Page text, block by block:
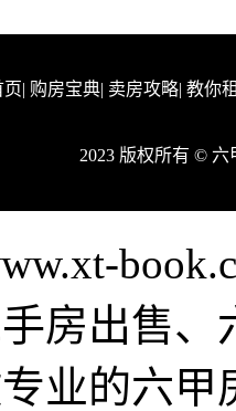
页| 购房宝典| 卖房攻略| 教你
2023 版权所有 ©
房出售
业的六